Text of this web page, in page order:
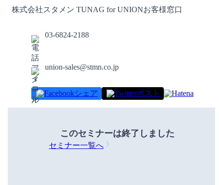
株式会社スタメン TUNAG for UNIONお客様窓口
03-6824-2188
union-sales@stmn.co.jp
シェア ポスト
このセミナーは終了しました
セミナー一覧へ